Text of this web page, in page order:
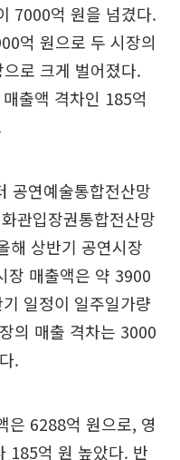
7000억 원을 넘겼다.
억 원으로 두 시장의
로 크게 벌어졌다.
출액 격차인 185억
공연예술통합전산망
관입장권통합전산망
해 상반기 공연시장
장 매출액은 약 3900
일정이 일주일가량
의 매출 격차는 3000
.
은 6288억 원으로, 영
185억 원 높았다. 반